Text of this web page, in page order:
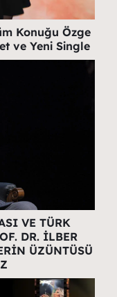
Konuğu Özge
ve Yeni Single
VE TÜRK
DR. İLBER
ÜZÜNTÜSÜ